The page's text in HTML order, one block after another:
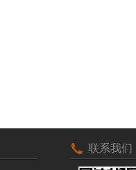
联系我们